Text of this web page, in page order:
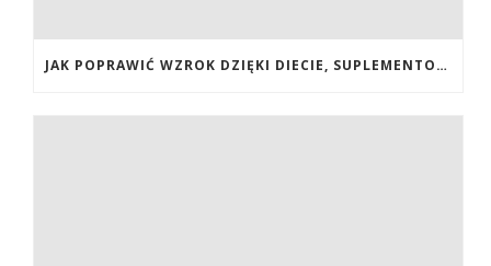
JAK POPRAWIĆ WZROK DZIĘKI DIECIE, SUPLEMENTOM BOGATYM W ANTYOKSYDANTY I WITAMINY. JAK POPRAWIĆ WZROK? DIETA NA LEPSZY WZROK. LUTEINA NA WZROK. WITAMINY NA WZROK.